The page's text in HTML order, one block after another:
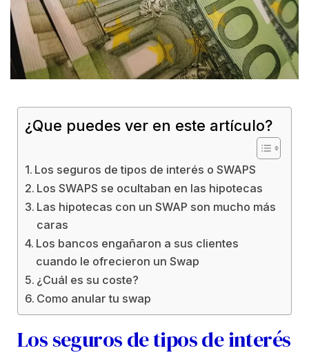
¿Que puedes ver en este artículo?
Los seguros de tipos de interés o SWAPS
Los SWAPS se ocultaban en las hipotecas
Las hipotecas con un SWAP son mucho más
caras
Los bancos engañaron a sus clientes
cuando le ofrecieron un Swap
¿Cuál es su coste?
Como anular tu swap
Los seguros de tipos de interés